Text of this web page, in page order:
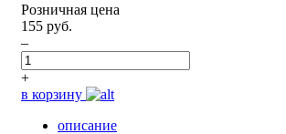
Розничная цена
155 руб.
–
+
в корзину
описание